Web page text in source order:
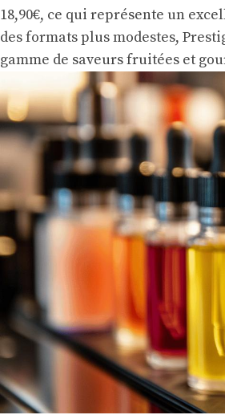
18,90€, ce qui représente un
des formats plus modestes,
gamme de saveurs fruitées et